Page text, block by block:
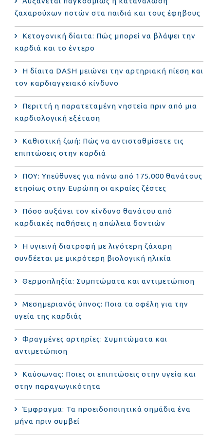
ζαχαρούχων ποτών στα παιδιά και τους έφηβους
Κετογονική δίαιτα: Πώς μπορεί να βλάψει την
καρδιά και το έντερο
Η δίαιτα DASH μειώνει την αρτηριακή πίεση και
τον καρδιαγγειακό κίνδυνο
Περιττή η παρατεταμένη νηστεία πριν από μια
καρδιολογική εξέταση
Καθιστική ζωή: Πώς να αντισταθμίσετε τις
επιπτώσεις στην καρδιά
ΠΟΥ: Υπεύθυνες για πάνω από 175.000 θανάτους
ετησίως στην Ευρώπη οι ακραίες ζέστες
Πόσο αυξάνει τον κίνδυνο θανάτου από
καρδιακές παθήσεις η απώλεια δοντιών
Η υγιεινή διατροφή με λιγότερη ζάχαρη
συνδέεται με μικρότερη βιολογική ηλικία
Θερμοπληξία: Συμπτώματα και αντιμετώπιση
Μεσημεριανός ύπνος: Ποια τα οφέλη για την
υγεία της καρδιάς
Φραγμένες αρτηρίες: Συμπτώματα και
αντιμετώπιση
Καύσωνας: Ποιες οι επιπτώσεις στην υγεία και
στην παραγωγικότητα
Έμφραγμα: Τα προειδοποιητικά σημάδια ένα
μήνα πριν συμβεί